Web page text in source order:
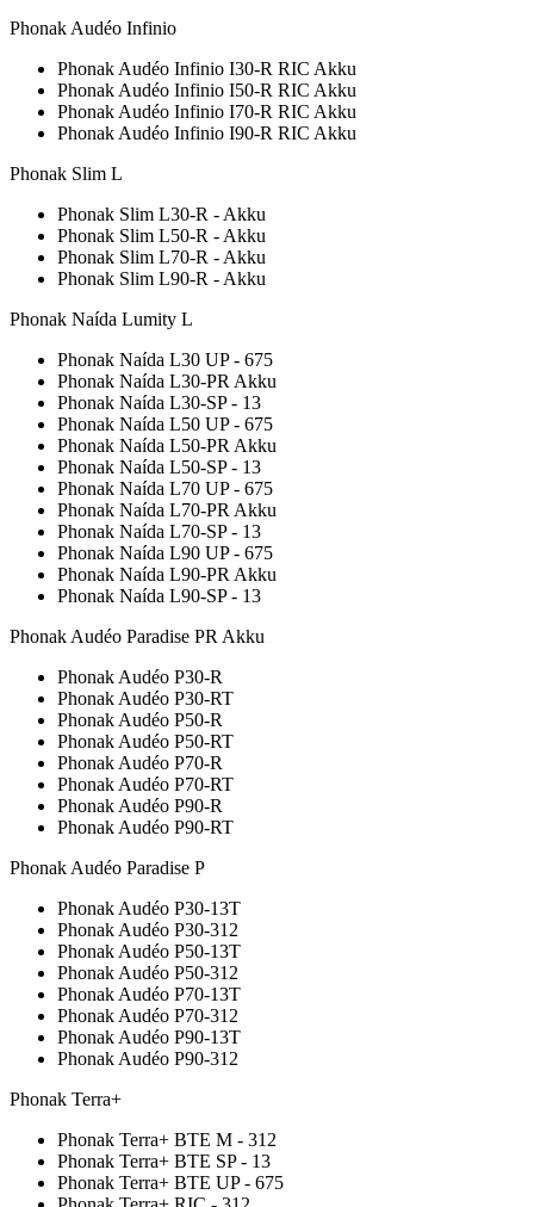
Phonak Audéo Infinio
Phonak Audéo Infinio I30-R RIC Akku
Phonak Audéo Infinio I50-R RIC Akku
Phonak Audéo Infinio I70-R RIC Akku
Phonak Audéo Infinio I90-R RIC Akku
Phonak Slim L
Phonak Slim L30-R - Akku
Phonak Slim L50-R - Akku
Phonak Slim L70-R - Akku
Phonak Slim L90-R - Akku
Phonak Naída Lumity L
Phonak Naída L30 UP - 675
Phonak Naída L30-PR Akku
Phonak Naída L30-SP - 13
Phonak Naída L50 UP - 675
Phonak Naída L50-PR Akku
Phonak Naída L50-SP - 13
Phonak Naída L70 UP - 675
Phonak Naída L70-PR Akku
Phonak Naída L70-SP - 13
Phonak Naída L90 UP - 675
Phonak Naída L90-PR Akku
Phonak Naída L90-SP - 13
Phonak Audéo Paradise PR Akku
Phonak Audéo P30-R
Phonak Audéo P30-RT
Phonak Audéo P50-R
Phonak Audéo P50-RT
Phonak Audéo P70-R
Phonak Audéo P70-RT
Phonak Audéo P90-R
Phonak Audéo P90-RT
Phonak Audéo Paradise P
Phonak Audéo P30-13T
Phonak Audéo P30-312
Phonak Audéo P50-13T
Phonak Audéo P50-312
Phonak Audéo P70-13T
Phonak Audéo P70-312
Phonak Audéo P90-13T
Phonak Audéo P90-312
Phonak Terra+
Phonak Terra+ BTE M - 312
Phonak Terra+ BTE SP - 13
Phonak Terra+ BTE UP - 675